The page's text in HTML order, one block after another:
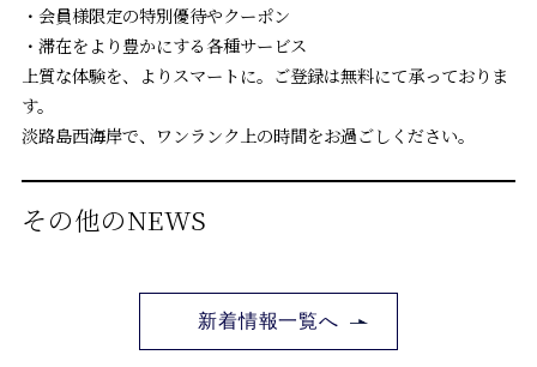
・会員様限定の特別優待やクーポン
・滞在をより豊かにする各種サービス
上質な体験を、よりスマートに。ご登録は無料にて承っておりま
す。
淡路島西海岸で、ワンランク上の時間をお過ごしください。
その他のNEWS
新着情報一覧へ